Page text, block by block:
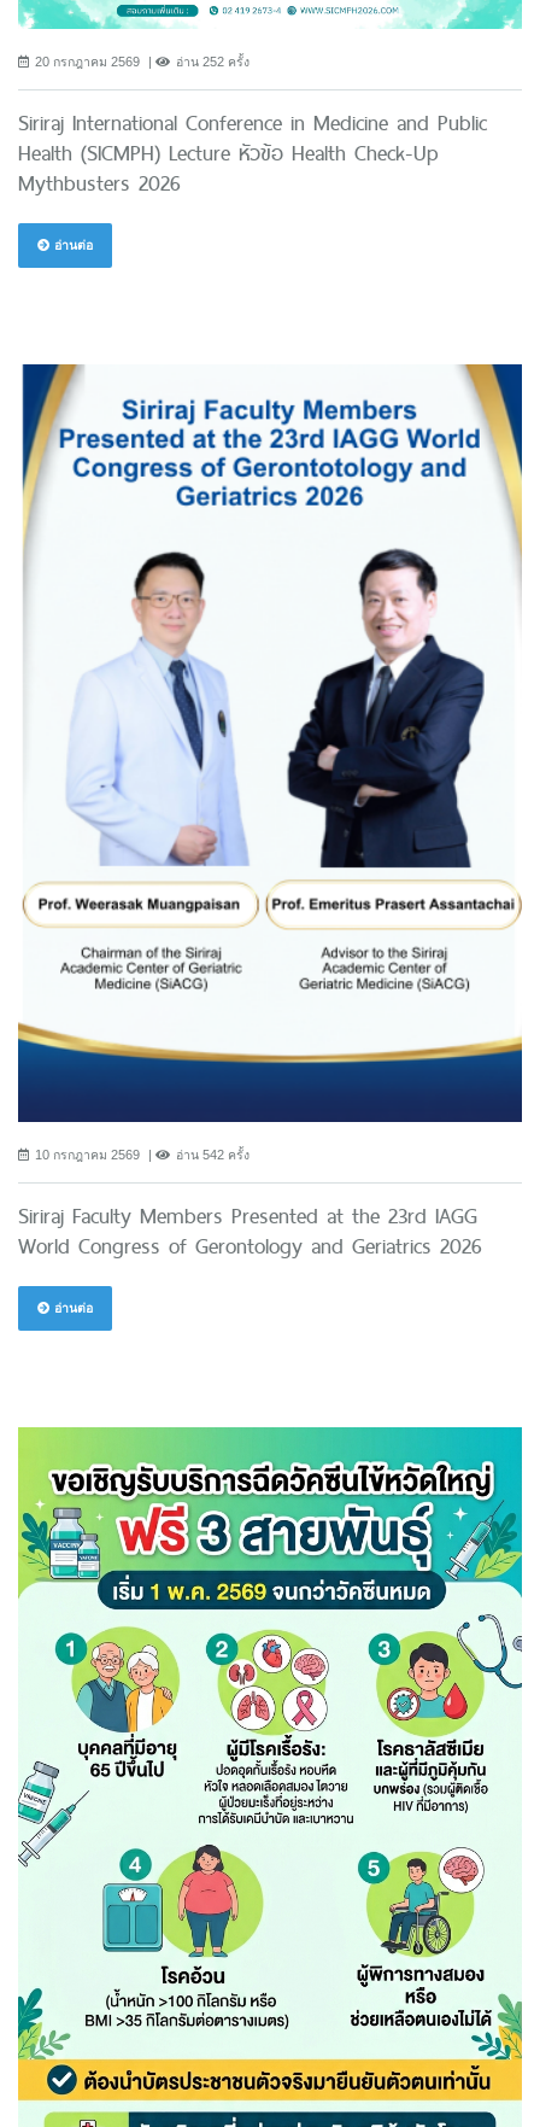
20 กรกฎาคม 2569 อ่าน 252 ครั้ง
Siriraj International Conference in Medicine and Public
Health (SICMPH) Lecture หัวข้อ Health Check-Up
Mythbusters 2026
อ่านต่อ
10 กรกฎาคม 2569 อ่าน 542 ครั้ง
Siriraj Faculty Members Presented at the 23rd IAGG
World Congress of Gerontology and Geriatrics 2026
อ่านต่อ